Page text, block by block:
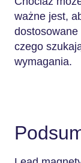
ważne jest,
czego
wymagania.